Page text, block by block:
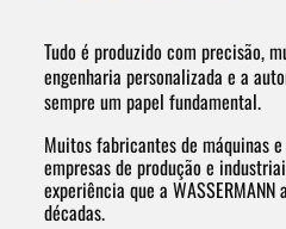
Tudo é produzido com precisão,
engenharia personalizada e a
sempre um papel fundamental.
Muitos fabricantes de máquinas
empresas de produção e
experiência que a
décadas.